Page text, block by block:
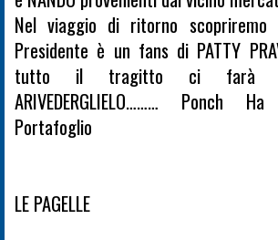
Nel viaggio di ritorno
Presidente è un fans di PATTY
tutto il tragitto ci farà
ARIVEDERGLIELO……… Ponch
Portafoglio
LE PAGELLE